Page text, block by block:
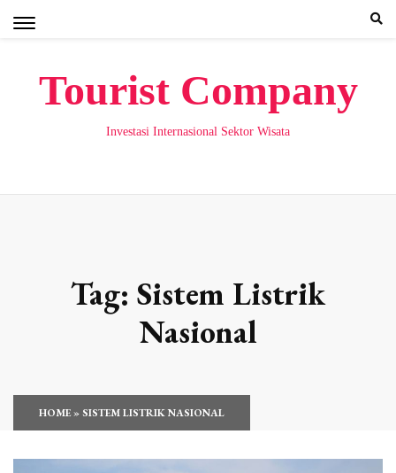
Tourist Company
Investasi Internasional Sektor Wisata
Tag: Sistem Listrik
Nasional
HOME»SISTEM LISTRIK NASIONAL